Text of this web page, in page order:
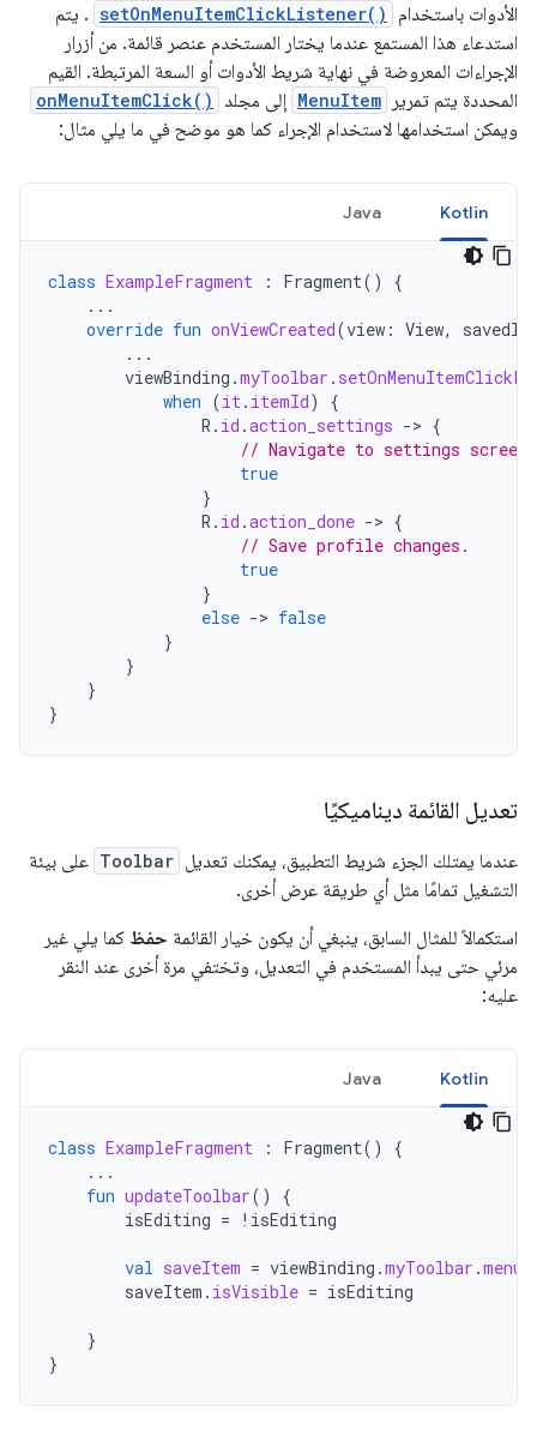
الأدوات باستخدام setOnMenuItemClickListener() . يتم
استدعاء هذا المستمع عندما يختار المستخدم عنصر قائمة. من أزرار
الإجراءات المعروضة في نهاية شريط الأدوات أو السعة المرتبطة. القيم
المحددة يتم تمرير
MenuItem إلى مجلد onMenuItemClick()
ويمكن استخدامها لاستخدام الإجراء كما هو موضح في ما يلي مثال:
Kotlin
Java
class ExampleFragment : Fragment()
{
...
override fun onViewCreated(view : View,
...
viewBinding .myToolbar .
when (it. itemId)
{
R . id .action_settings -> {
// Navigate to settings screen.
true
}
R . id .action_done -> {
// Save profile changes.
true
}
else -> false
}
}
}
}
تعديل القائمة ديناميكيًا
عندما يمتلك الجزء شريط التطبيق، يمكنك تعديل Toolbar على بيئة
التشغيل تمامًا مثل أي طريقة عرض أخرى.
استكمالاً للمثال السابق، ينبغي أن يكون خيار القائمة حفظ كما يلي غير
مرئي حتى يبدأ المستخدم في التعديل، وتختفي مرة أخرى عند النقر
عليه:
Kotlin
Java
class ExampleFragment : Fragment()
{
...
fun updateToolbar()
{
isEditing = ! isEditing
val saveItem = viewBinding .myToolbar .menu
saveItem . isVisible = isEditing
}
}